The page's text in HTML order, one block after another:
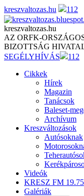
Skip
to
content
kreszvaltozas.hu 112
kreszvaltozas.hu
AZ ORFK-
BIZOTTSÁG
SEGÉLYHÍVÁS
112
Cikkek
Hírek
Magazin
Tanácsok
Baleset-
Archívum
Kreszváltozások
Autósoknak
Videók
KRESZ FM 19.75
Galériák